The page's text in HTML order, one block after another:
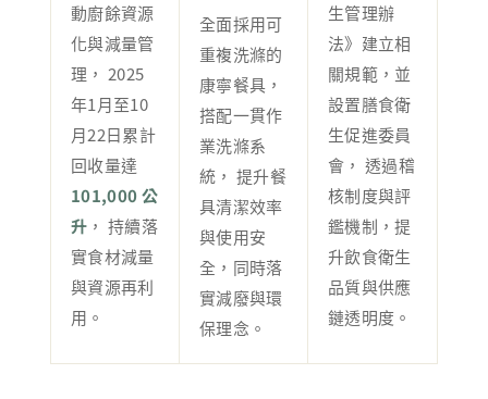
動廚餘資源
化與減量管
理， 2025
年1月至10
月22日累計
回收量達
101,000 公
升 ， 持續落
實食材減量
與資源再利
用。
全面採用可
重複洗滌的
康寧餐具，
搭配一貫作
業洗滌系
統， 提升餐
具清潔效率
與使用安
全，同時落
實減廢與環
保理念。
生管理辦
法》建立相
關規範，並
設置膳食衛
生促進委員
會， 透過稽
核制度與評
鑑機制，提
升飲食衛生
品質與供應
鏈透明度。